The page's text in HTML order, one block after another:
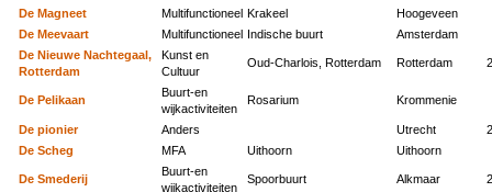
De Magneet Multifunctioneel Krakeel
Hoogeveen
De Meevaart
Multifunctioneel Indische buurt
Amsterdam
De Nieuwe Nachtegaal,
Rotterdam
Kunst en
Cultuur
Oud-Charlois, Rotterdam Rotterdam
De Pelikaan
Buurt-en
wijkactiviteiten
Rosarium Krommenie
De pionier Anders Utrecht
De Scheg
MFA Uithoorn Uithoorn
De Smederij
Buurt-en
wijkactiviteiten
Spoorbuurt Alkmaar